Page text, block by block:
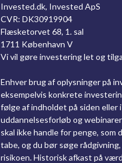
Invested.dk, Invested ApS
CVR: DK30919904
Flæsketorvet 68, 1. sal
1711 København V
Vi vil gøre investering let og
Enhver brug af oplysninger på
eksempelvis konkrete
følge af indholdet på siden eller
uddannelsesforløb og
skal ikke handle for penge, som
tabe, og du bør søge
risikoen. Historisk afkast på